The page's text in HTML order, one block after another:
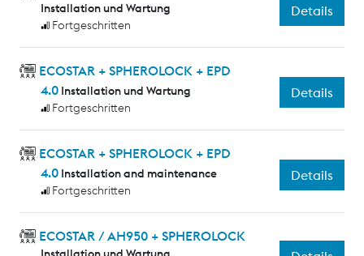
Installation und Wartung
Fortgeschritten
Details
ECOSTAR + SPHEROLOCK + EPD
4.0 Installation und Wartung
Fortgeschritten
Details
ECOSTAR + SPHEROLOCK + EPD
4.0 Installation and maintenance
Fortgeschritten
Details
ECOSTAR / AH950 + SPHEROLOCK